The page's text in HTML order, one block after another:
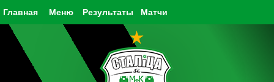
Главная Результаты Матчи
Меню